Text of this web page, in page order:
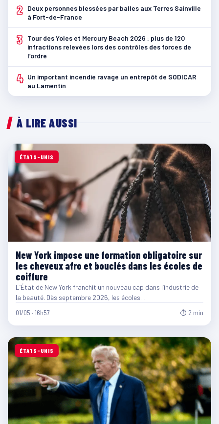
2
Deux personnes blessées par balles aux Terres Sainville
à Fort-de-France
3
Tour des Yoles et Mercury Beach 2026 : plus de 120
infractions relevées lors des contrôles des forces de
l’ordre
4 Un important incendie ravage un entrepôt de SODICAR
au Lamentin
À LIRE AUSSI
ÉTATS-UNIS
New York impose une formation obligatoire sur
les cheveux afro et bouclés dans les écoles de
coiffure
L’État de New York franchit un nouveau cap dans l’industrie de
la beauté. Dès septembre 2026, les écoles…
01/05 · 16h57 ⏱ 2 min
ÉTATS-UNIS